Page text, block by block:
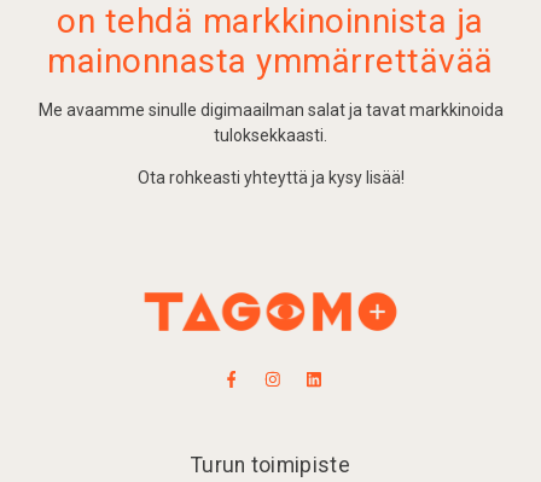
on tehdä markkinoinnista ja
mainonnasta ymmärrettävää
Me avaamme sinulle digimaailman salat ja tavat markkinoida
tuloksekkaasti.
Ota rohkeasti yhteyttä ja kysy lisää!
Turun toimipiste